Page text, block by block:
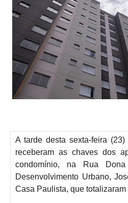
A tarde desta sexta-feira
receberam as chaves dos
condomínio, na Rua
Desenvolvimento Urbano,
Casa Paulista, que